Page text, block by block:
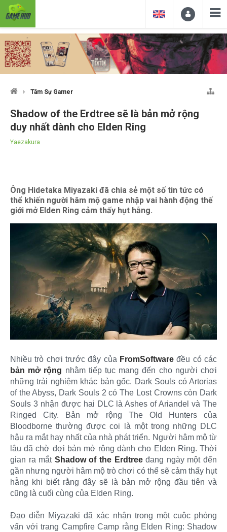
Tâm Sự Gamer
Shadow of the Erdtree sẽ là bản mở rộng
duy nhất dành cho Elden Ring
Yaezakura
Ông Hidetaka Miyazaki đã chia sẻ một số tin tức có
thể khiến người hâm mộ game nhập vai hành động thế
giới mở Elden Ring cảm thấy hụt hẫng.
Nhiều trò chơi trước đây của FromSoftware đều có các
bản mở rộng nhằm tiếp tục mang đến cho người chơi
những trải nghiệm khác bản gốc. Dark Souls có Artorias
of the Abyss, Dark Souls 2 có The Lost Crowns còn Dark
Souls 3 nhận được hai DLC là Ashes of Ariandel và The
Ringed City. Bản mở rộng The Old Hunters của
Bloodborne thường được coi là một trong những DLC
hậu ra mắt hay nhất của nhà phát triển. Người hâm mộ từ
lâu đã chờ đợi bản mở rộng dành cho Elden Ring. Thời
gian ra mắt Shadow of the Erdtreeđang ngày một đến
gần nhưng người hâm mộ trò chơi có thể sẽ cảm thấy hụt
hẫng khi biết rằng đây sẽ là bản mở rộng đầu tiên và
cũng là cuối cùng của Elden Ring.
Đạo diễn Miyazaki đã xác nhận trong một cuộc phỏng
vấn với trang Campfire Camp rằng Elden Ring: Shadow